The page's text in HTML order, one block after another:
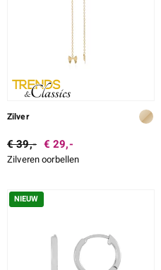
Zilver
€ 39,- € 29,-
Zilveren oorbellen
NIEUW